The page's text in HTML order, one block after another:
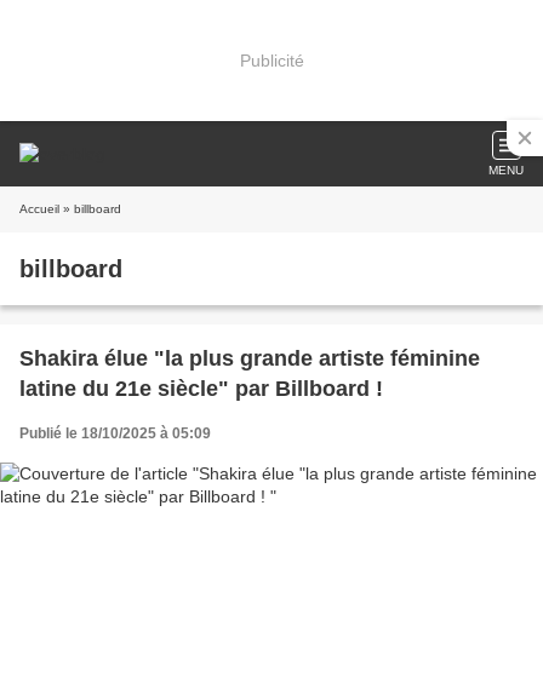
Publicité
MENU
Accueil » billboard
billboard
Shakira élue "la plus grande artiste féminine
latine du 21e siècle" par Billboard !
Publié le 18/10/2025 à 05:09